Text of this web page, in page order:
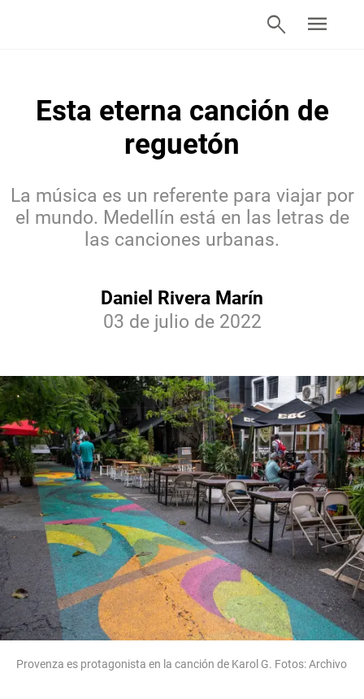
search menu
Esta eterna canción de
reguetón
La música es un referente para viajar por
el mundo. Medellín está en las letras de
las canciones urbanas.
Daniel Rivera Marín
03 de julio de 2022
Provenza es protagonista en la canción de Karol G. Fotos: Archivo